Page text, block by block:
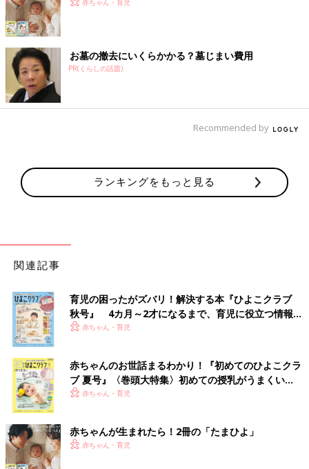
赤ちゃん・育児
お墓の撤去にいくらかかる？墓じまい費用
PR(くらしの話題)
Recommended by
ランキングをもっと見る
関連記事
育児の困ったがズバリ！解決する本『ひよこクラブ
秋号』 4カ月～2才になるまで、育児に役立つ情報が
いっぱい！
赤ちゃん・育児
赤ちゃんのお世話まるわかり！『初めてのひよこクラ
ブ 夏号』〈巻頭大特集〉初めての授乳がうまくい
く！ おっぱい・ミルクの基本と夏のトラブル 解決テ
赤ちゃん・育児
赤ちゃんが生まれたら！2冊の「たまひよ」
赤ちゃん・育児